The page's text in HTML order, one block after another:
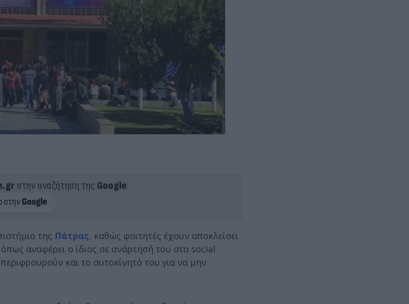
στην αναζήτηση της Google
της Πάτρας, καθώς φοιτητές έχουν αποκλείσει
αναφέρει ο ίδιος σε ανάρτησή του στα social
και το αυτοκίνητό του για να μην